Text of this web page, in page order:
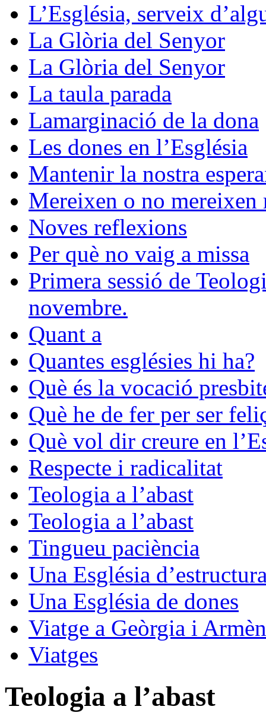
L’Església, serveix
La Glòria del Senyor
La Glòria del Senyor
La taula parada
Lamarginació de la dona
Les dones en l’Església
Mantenir la nostra
Mereixen o no mereixen
Noves reflexions
Per què no vaig a missa
Primera sessió de
novembre.
Quant a
Quantes esglésies hi ha?
Què és la vocació
Què he de fer per ser
Què vol dir creure en
Respecte i radicalitat
Teologia a l’abast
Teologia a l’abast
Tingueu paciència
Una Església
Una Església de dones
Viatge a Geòrgia i
Viatges
Teologia a l’abast